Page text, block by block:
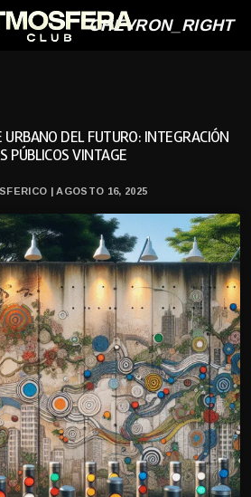
CHEVRON_RIGHT
DEL FUTURO: INTEGRACIÓN
PÚBLICOS VINTAGE
| AGOSTO 16, 2025